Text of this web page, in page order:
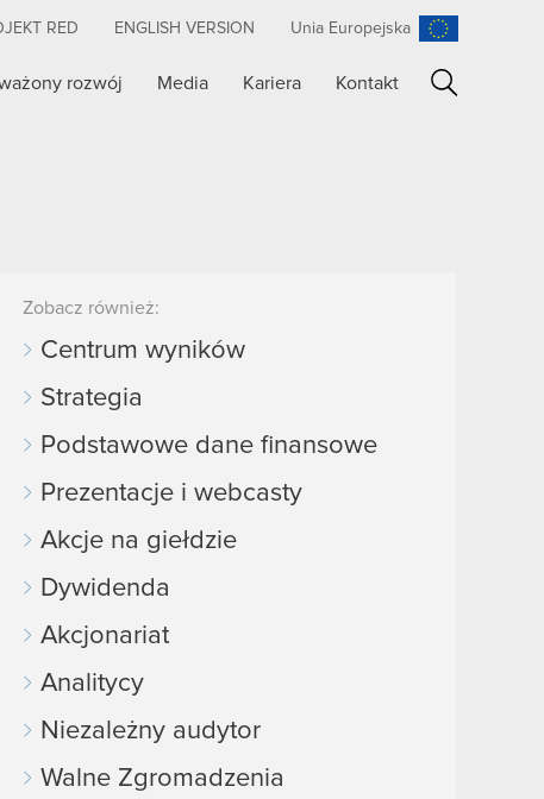
RED ENGLISH VERSION Unia Europejska
rozwój Media Kariera Kontakt
Zobacz również:
Centrum wyników
Strategia
Podstawowe dane finansowe
Prezentacje i webcasty
Akcje na giełdzie
Dywidenda
Akcjonariat
Analitycy
Niezależny audytor
Walne Zgromadzenia